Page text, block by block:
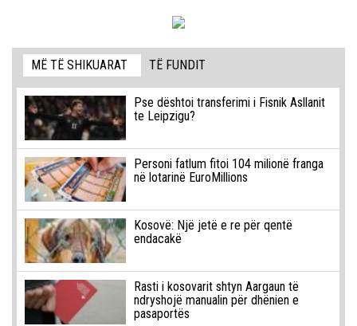
MË TË SHIKUARAT TË FUNDIT
Pse dështoi transferimi i Fisnik Asllanit
te Leipzigu?
Personi fatlum fitoi 104 milionë franga
në lotarinë EuroMillions
Kosovë: Një jetë e re për qentë
endacakë
Rasti i kosovarit shtyn Aargaun të
ndryshojë manualin për dhënien e
pasaportës